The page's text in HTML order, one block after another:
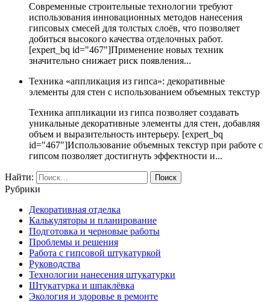
Современные строительные технологии требуют
использования инновационных методов нанесения
гипсовых смесей для толстых слоёв, что позволяет
добиться высокого качества отделочных работ.
[expert_bq id="467"]Применение новых техник
значительно снижает риск появления...
Техника «аппликация из гипса»: декоративные
элементы для стен с использованием объемных текстур
Техника аппликации из гипса позволяет создавать
уникальные декоративные элементы для стен, добавляя
объем и выразительность интерьеру. [expert_bq
id="467"]Использование объемных текстур при работе с
гипсом позволяет достигнуть эффектности и...
Найти:
Рубрики
Декоративная отделка
Калькуляторы и планирование
Подготовка и черновые работы
Проблемы и решения
Работа с гипсовой штукатуркой
Руководства
Технологии нанесения штукатурки
Штукатурка и шпаклёвка
Экология и здоровье в ремонте